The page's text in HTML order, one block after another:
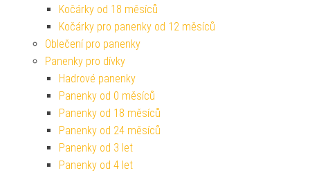
Kočárky od 18 měsíců
Kočárky pro panenky od 12 měsíců
Oblečení pro panenky
Panenky pro dívky
Hadrové panenky
Panenky od 0 měsíců
Panenky od 18 měsíců
Panenky od 24 měsíců
Panenky od 3 let
Panenky od 4 let